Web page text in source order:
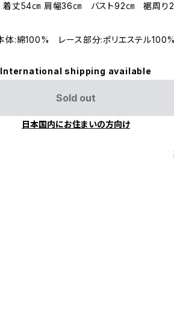
丈54㎝ 肩幅36㎝ バスト92㎝ 裾周り
体:綿100% レース部分:ポリエステル100%
International shipping available
Sold out
日本国内にお住まいの方向け